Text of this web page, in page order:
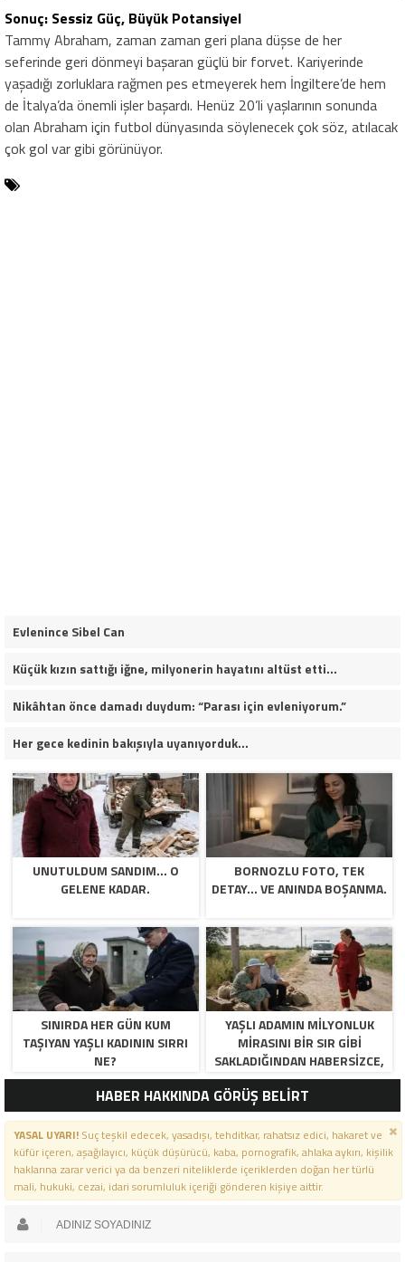
Sonuç: Sessiz Güç, Büyük Potansiyel
Tammy Abraham, zaman zaman geri plana düşse de her
seferinde geri dönmeyi başaran güçlü bir forvet. Kariyerinde
yaşadığı zorluklara rağmen pes etmeyerek hem İngiltere’de hem
de İtalya’da önemli işler başardı. Henüz 20’li yaşlarının sonunda
olan Abraham için futbol dünyasında söylenecek çok söz, atılacak
çok gol var gibi görünüyor.
Evlenince Sibel Can
Küçük kızın sattığı iğne, milyonerin hayatını altüst etti…
Nikâhtan önce damadı duydum: “Parası için evleniyorum.”
Her gece kedinin bakışıyla uyanıyorduk…
UNUTULDUM SANDIM… O
GELENE KADAR.
BORNOZLU FOTO, TEK
DETAY… VE ANINDA BOŞANMA.
SINIRDA HER GÜN KUM
TAŞIYAN YAŞLI KADININ SIRRI
NE?
YAŞLI ADAMIN MILYONLUK
MIRASINI BIR SIR GIBI
SAKLADIĞINDAN HABERSIZCE,
‘GÖRSÜNLER BAKALIM BENSIZ
NE YAPACAKLAR’ DIYE ALAY
ETTILER. ANCAK O TEMMUZ
SICAĞINDA, SIRADAN BIR SALI
GÜNÜ ÖYLE BIR ŞEY OLDU KI; O
SANIYE HAYATIMIN GERI
KALANININ SADECE BIR
GÖLGEDEN IBARET KALACAĞINI
HABER HAKKINDA GÖRÜŞ BELİRT
YASAL UYARI!Suç teşkil edecek, yasadışı, tehditkar, rahatsız edici, hakaret ve
küfür içeren, aşağılayıcı, küçük düşürücü, kaba, pornografik, ahlaka aykırı, kişilik
haklarına zarar verici ya da benzeri niteliklerde içeriklerden doğan her türlü
mali, hukuki, cezai, idari sorumluluk içeriği gönderen kişiye aittir.